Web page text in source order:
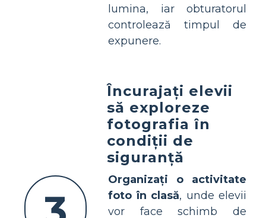
lumina, iar obturatorul
controlează timpul de
expunere.
Încurajați elevii
să exploreze
fotografia în
condiții de
siguranță
Organizați o activitate
foto în clasă, unde elevii
vor face schimb de